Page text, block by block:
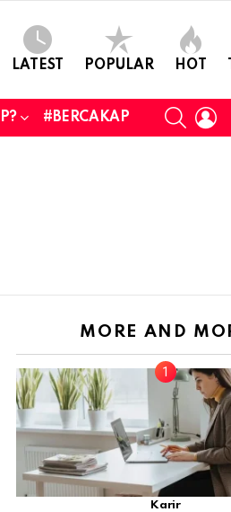
LATEST POPULAR HOT
#BERCAKAP
SEARCH
MORE AND
Karir